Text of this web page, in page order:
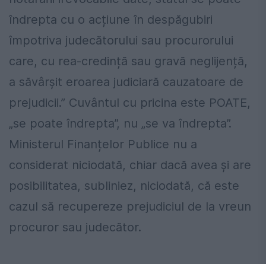
îndrepta cu o acțiune în despăgubiri
împotriva judecătorului sau procurorului
care, cu rea-credință sau gravă neglijență,
a săvârșit eroarea judiciară cauzatoare de
prejudicii.” Cuvântul cu pricina este POATE,
„se poate îndrepta”, nu „se va îndrepta”.
Ministerul Finanțelor Publice nu a
considerat niciodată, chiar dacă avea și are
posibilitatea, subliniez, niciodată, că este
cazul să recupereze prejudiciul de la vreun
procuror sau judecător.